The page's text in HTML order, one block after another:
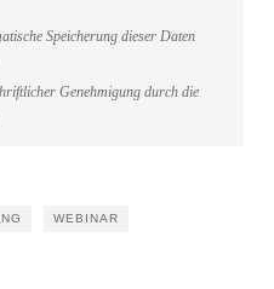
Speicherung dieser Daten
Genehmigung durch die
WEBINAR